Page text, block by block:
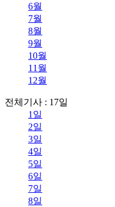
6월
7월
8월
9월
10월
11월
12월
전체기사 : 17일
1일
2일
3일
4일
5일
6일
7일
8일